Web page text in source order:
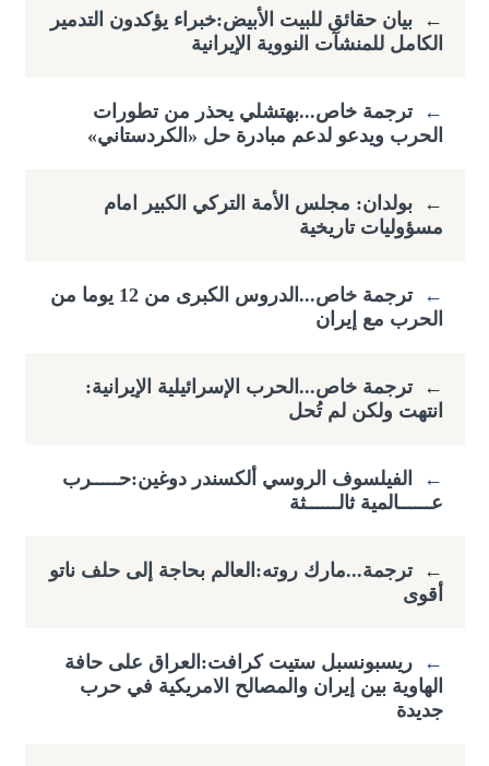
←
بيان حقائق للبيت الأبيض:خبراء يؤكدون التدمير
الكامل للمنشآت النووية الإيرانية
← ترجمة خاص...بهتشلي يحذر من تطورات
الحرب ويدعو لدعم مبادرة حل «الكردستاني»
←
بولدان: مجلس الأمة التركي الكبير امام
مسؤوليات تاريخية
←
ترجمة خاص...الدروس الكبرى من 12 يوما من
الحرب مع إيران
← ترجمة خاص...الحرب الإسرائيلية الإيرانية:
انتهت ولكن لم تُحل
←
الفيلسوف الروسي ألكسندر دوغين:حـــــرب
عــــــالمية ثالــــــثة
← ترجمة...مارك روته:العالم بحاجة إلى حلف ناتو
أقوى
←
ريسبونسبل ستيت كرافت:العراق على حافة
الهاوية بين إيران والمصالح الامريكية في حرب
جديدة